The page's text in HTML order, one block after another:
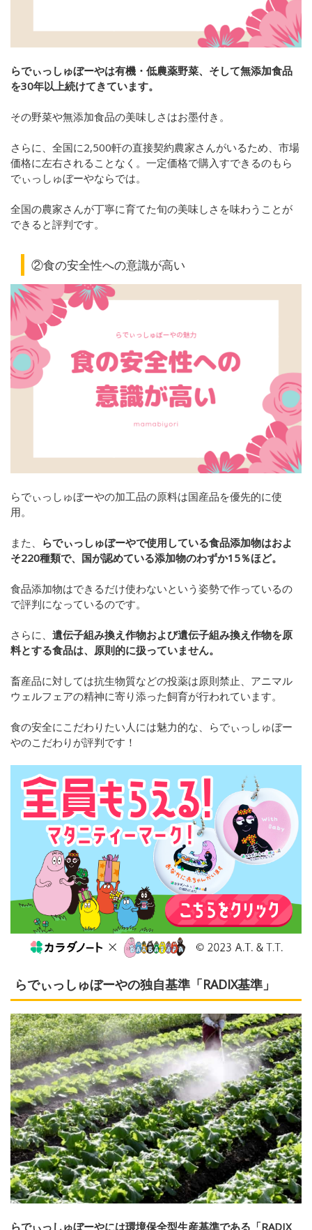
らでぃっしゅぼーやは有機・低農薬野菜、そして無添加食品
を30年以上続けてきています。
その野菜や無添加食品の美味しさはお墨付き。
さらに、全国に2,500軒の直接契約農家さんがいるため、市場
価格に左右されることなく。一定価格で購入すできるのもら
でぃっしゅぼーやならでは。
全国の農家さんが丁寧に育てた旬の美味しさを味わうことが
できると評判です。
②食の安全性への意識が高い
らでぃっしゅぼーやの加工品の原料は国産品を優先的に使
用。
また、 らでぃっしゅぼーやで使用している食品添加物はおよ
そ220種類で、国が認めている添加物のわずか15％ほど。
食品添加物はできるだけ使わないという姿勢で作っているの
で評判になっているのです。
さらに、 遺伝子組み換え作物および遺伝子組み換え作物を原
料とする食品は、原則的に扱っていません。
畜産品に対しては抗生物質などの投薬は原則禁止、アニマル
ウェルフェアの精神に寄り添った飼育が行われています。
食の安全にこだわりたい人には魅力的な、らでぃっしゅぼー
やのこだわりが評判です！
らでぃっしゅぼーやの独自基準「RADIX基準」
らでぃっしゅぼーやには環境保全型生産基準である「RADIX